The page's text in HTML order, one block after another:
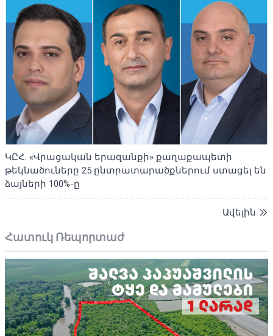
ԿԸՀ. «Վրացական երազանքի» քաղաքապետի
թեկնածուները 25 ընտրատարածքներում ստացել են
ձայների 100%-ը
Ավելին
Հատուկ Ռեպորտաժ